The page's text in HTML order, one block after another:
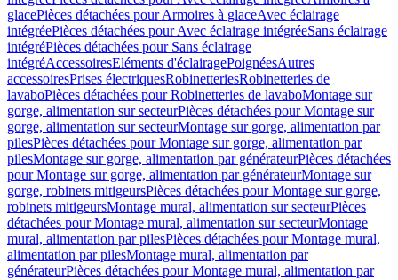
glacePièces détachées pour Armoires à glaceAvec éclairage
intégréePièces détachées pour Avec éclairage intégréeSans éclairage
intégréPièces détachées pour Sans éclairage
intégréAccessoiresEléments d'éclairagePoignéesAutres
accessoiresPrises électriquesRobinetteriesRobinetteries de
lavaboPièces détachées pour Robinetteries de lavaboMontage sur
gorge, alimentation sur secteurPièces détachées pour Montage sur
gorge, alimentation sur secteurMontage sur gorge, alimentation par
pilesPièces détachées pour Montage sur gorge, alimentation par
pilesMontage sur gorge, alimentation par générateurPièces détachées
pour Montage sur gorge, alimentation par générateurMontage sur
gorge, robinets mitigeursPièces détachées pour Montage sur gorge,
robinets mitigeursMontage mural, alimentation sur secteurPièces
détachées pour Montage mural, alimentation sur secteurMontage
mural, alimentation par pilesPièces détachées pour Montage mural,
alimentation par pilesMontage mural, alimentation par
générateurPièces détachées pour Montage mural, alimentation par